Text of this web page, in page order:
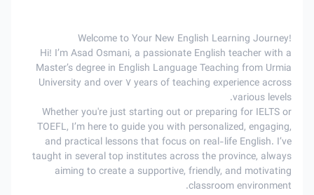
!Welcome to Your New English Learning Journey
Hi! I’m Asad Osmani, a passionate English teacher with a
Master’s degree in English Language Teaching from Urmia
University and over 7 years of teaching experience across
various levels.
Whether you're just starting out or preparing for IELTS or
TOEFL, I’m here to guide you with personalized, engaging,
and practical lessons that focus on real-life English. I’ve
taught in several top institutes across the province, always
aiming to create a supportive, friendly, and motivating
classroom environment.